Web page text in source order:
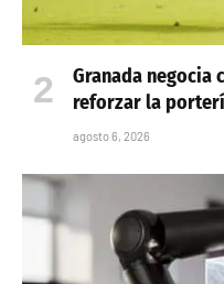
Granada negocia
reforzar la
agosto 6, 2026